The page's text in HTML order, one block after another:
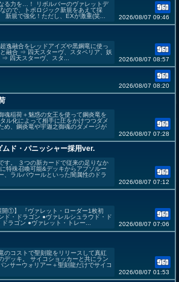
る力を…！ リボルバーのヴァレットデ
ので、トポロジック新規をあえて採
規で強化！ただし、EXが激重(笑...
2026/08/07 09:46
逸融合をレッドアイズや黒鋼竜に使っ
融合 ⇒ 四天スターヴ、スタペリア、妖
四天スターヴ、スタ...
2026/08/07 08:57
2026/08/07 08:20
魂稲荷＋魅惑の女王を使って鋼炎竜を
ル化によって相手に圧をかけつつダメ
め、鋼炎竜や宇迦之御魂のダメージが
2026/08/07 07:28
ムド・パニッシャー採用ver.
す。 ３つの新カードで従来の足りなか
特殊召喚可能&デッキからアブソルー
、ラルバウールといった闇属性のドラ
2026/08/07 07:12
開①】 『ヴァレット・ローダー1枚初
ド・ドラゴン ●ヴァレルシュラウド・ド
ラゴン ●ヴァレット・トレー...
2026/08/07 07:06
のコストで聖刻龍をリリースして真紅
デッキ。 サイコショッカーと共にラン
ンサーウォリアー＋聖刻龍だけでサイコ
2026/08/07 01:53